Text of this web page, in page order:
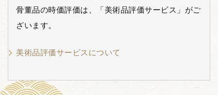
骨董品の時価評価は、「美術品評価サービス」がご
ざいます。
美術品評価サービスについて